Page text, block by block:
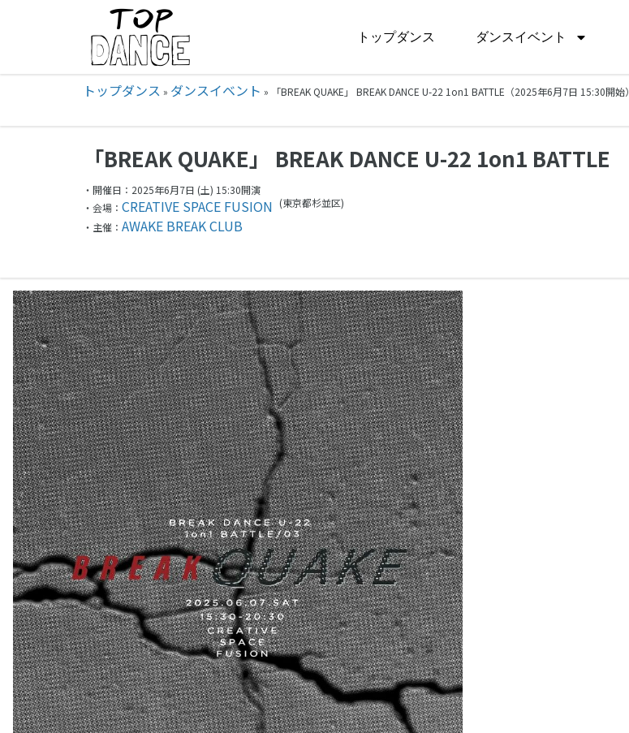
トップダンス ダンスイベント
トップダンス » ダンスイベント » 「BREAK QUAKE」 BREAK DANCE U-22 1on1 BATTLE（2025年6月7日 15:30開始）
「BREAK QUAKE」 BREAK DANCE U-22 1on1 BATTLE
・開催日：2025年6月7日 (土) 15:30開演
・会場： CREATIVE SPACE FUSION (東京都杉並区)
・主催： AWAKE BREAK CLUB